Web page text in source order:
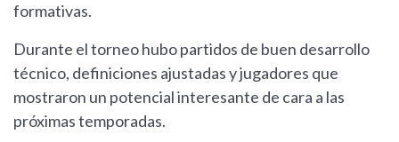
formativas.
Durante el torneo hubo partidos de buen desarrollo
técnico, definiciones ajustadas y jugadores que
mostraron un potencial interesante de cara a las
próximas temporadas.